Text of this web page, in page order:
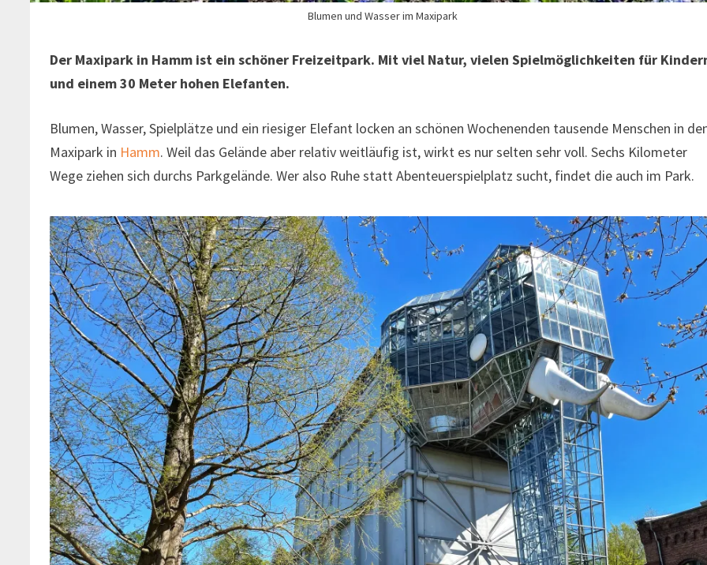
Blumen und Wasser im Maxipark
Der Maxipark in Hamm ist ein schöner Freizeitpark. Mit viel Natur, vielen Spielmöglichkeiten für
und einem 30 Meter hohen Elefanten.
Blumen, Wasser, Spielplätze und ein riesiger Elefant locken an schönen Wochenenden tausende Menschen in
Maxipark in Hamm. Weil das Gelände aber relativ weitläufig ist, wirkt es nur selten sehr voll. Sechs Kilometer
Wege ziehen sich durchs Parkgelände. Wer also Ruhe statt Abenteuerspielplatz sucht, findet die auch im Park.